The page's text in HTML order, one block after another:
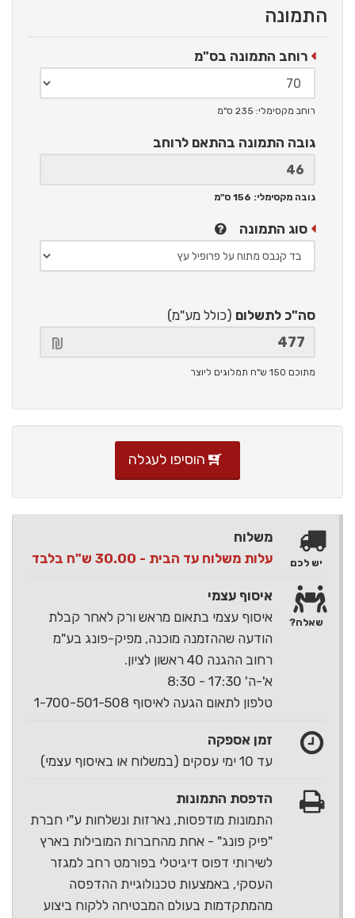
התמונה
רוחב התמונה בס"מ
רוחב מקסימלי: 235 ס"מ
גובה התמונה בהתאם לרוחב
גובה מקסימלי: 156 ס"מ
סוג התמונה
סה"כ לתשלום (כולל מע"מ)
מתוכם 150 ש"ח תמלוגים ליוצר
הוסיפו לעגלה
משלוח
עלות משלוח עד הבית - 30.00 ש"ח בלבד
איסוף עצמי
איסוף עצמי בתאום מראש ורק לאחר קבלת
הודעה שההזמנה מוכנה, מפיק-פונג בע"מ
רחוב ההגנה 40 ראשון לציון.
א'-ה' 17:30 - 8:30
טלפון לתאום הגעה לאיסוף 1-700-501-508
זמן אספקה
עד 10 ימי עסקים (במשלוח או באיסוף עצמי)
הדפסת התמונות
התמונות מודפסות, נארזות ונשלחות ע"י חברת
"פיק פונג" - אחת מהחברות המובילות בארץ
לשירותי דפוס דיגיטלי בפורמט רחב למגזר
העסקי, באמצעות טכנולוגיית ההדפסה
מהמתקדמות בעולם המבטיחה ללקוח ביצוע
יש לכם
שאלה?